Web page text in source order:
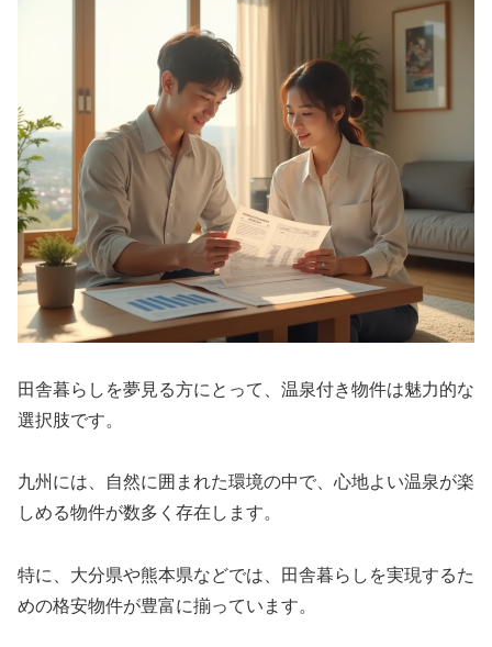
田舎暮らしを夢見る方にとって、温泉付き物件は魅力的な
選択肢です。
九州には、自然に囲まれた環境の中で、心地よい温泉が楽
しめる物件が数多く存在します。
特に、大分県や熊本県などでは、田舎暮らしを実現するた
めの格安物件が豊富に揃っています。